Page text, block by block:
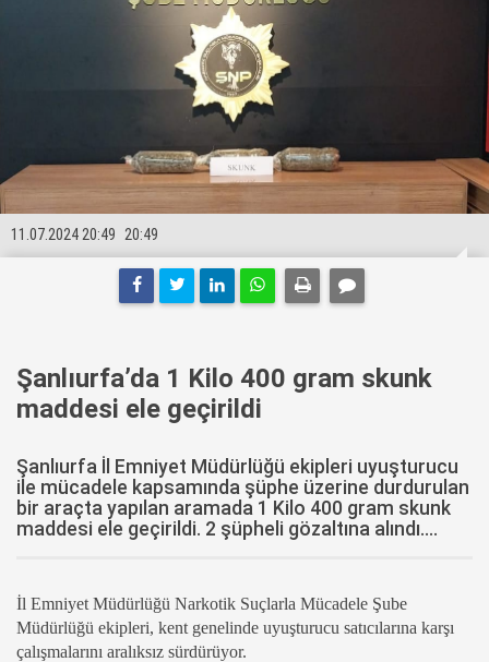
20:49
11.07.2024 20:49
Şanlıurfa’da 1 Kilo 400 gram skunk
maddesi ele geçirildi
Şanlıurfa İl Emniyet Müdürlüğü ekipleri uyuşturucu
ile mücadele kapsamında şüphe üzerine durdurulan
bir araçta yapılan aramada 1 Kilo 400 gram skunk
maddesi ele geçirildi. 2 şüpheli gözaltına alındı....
İl Emniyet Müdürlüğü Narkotik Suçlarla Mücadele Şube
Müdürlüğü ekipleri, kent genelinde uyuşturucu satıcılarına karşı
çalışmalarını aralıksız sürdürüyor.